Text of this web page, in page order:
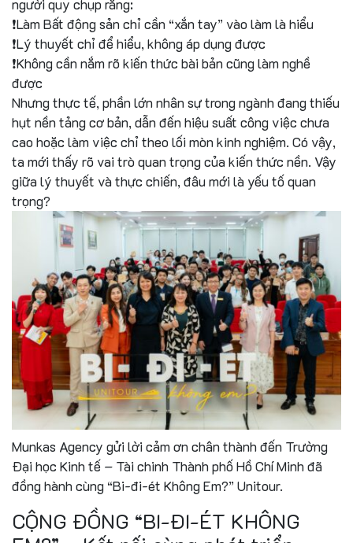
người quy chụp rằng:
❗Làm Bất động sản chỉ cần “xắn tay” vào làm là hiểu
❗Lý thuyết chỉ để hiểu, không áp dụng được
❗Không cần nắm rõ kiến thức bài bản cũng làm nghề
được
Nhưng thực tế, phần lớn nhân sự trong ngành đang thiếu
hụt nền tảng cơ bản, dẫn đến hiệu suất công việc chưa
cao hoặc làm việc chỉ theo lối mòn kinh nghiệm. Có vậy,
ta mới thấy rõ vai trò quan trọng của kiến thức nền. Vậy
giữa lý thuyết và thực chiến, đâu mới là yếu tố quan
trọng?
Munkas Agency gửi lời cảm ơn chân thành đến Trường
Đại học Kinh tế – Tài chinh Thành phố Hồ Chí Minh đã
đồng hành cùng “Bi-đi-ét Không Em?” Unitour.
CỘNG ĐỒNG “BI-ĐI-ÉT KHÔNG